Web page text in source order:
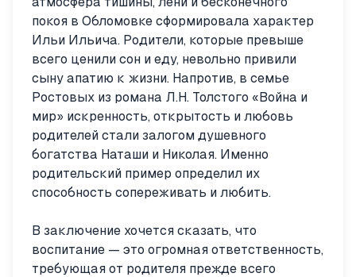
покоя в Обломовке сформировала характер
Ильи Ильича. Родители, которые превыше
всего ценили сон и еду, невольно привили
сыну апатию к жизни. Напротив, в семье
Ростовых из романа Л.Н. Толстого «Война и
мир» искренность, открытость и любовь
родителей стали залогом душевного
богатства Наташи и Николая. Именно
родительский пример определил их
способность сопереживать и любить.
В заключение хочется сказать, что
воспитание — это огромная ответственность,
требующая от родителя прежде всего